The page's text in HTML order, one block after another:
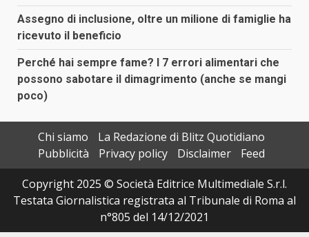
Assegno di inclusione, oltre un milione di famiglie ha
ricevuto il beneficio
Perché hai sempre fame? I 7 errori alimentari che
possono sabotare il dimagrimento (anche se mangi
poco)
Chi siamo
La Redazione di Blitz Quotidiano
Pubblicità
Privacy policy Disclaimer
Feed
Copyright 2025 © Società Editrice Multimediale S.r.l.
Testata Giornalistica registrata al Tribunale di Roma al
n°805 del 14/12/2021